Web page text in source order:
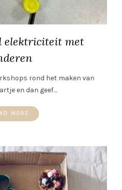
elektriciteit met
rond het maken van
en dan geef…
MORE